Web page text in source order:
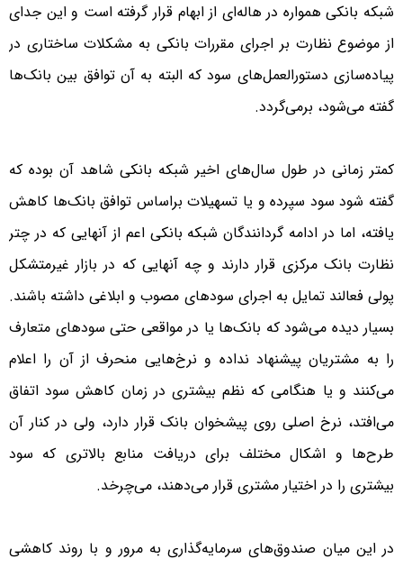
شبکه بانکی همواره در هاله‌ای از ابهام قرار گرفته است و این جدای
از موضوع نظارت بر اجرای مقررات بانکی به مشکلات ساختاری در
پیاده‌سازی دستورالعمل‌های سود که البته به آن توافق بین بانک‌ها
گفته می‌شود، برمی‌گردد.
کمتر زمانی در طول سال‌های اخیر شبکه بانکی شاهد آن بوده که
گفته شود سود سپرده و یا تسهیلات براساس توافق بانک‌ها کاهش
یافته، اما در ادامه گردانندگان شبکه بانکی اعم از آنهایی که در چتر
نظارت بانک مرکزی قرار دارند و چه آنهایی که در بازار غیرمتشکل
پولی فعالند تمایل به اجرای سودهای مصوب و ابلاغی داشته باشند.
بسیار دیده می‌شود که بانک‌ها یا در مواقعی حتی سودهای متعارف
را به مشتریان پیشنهاد نداده و نرخ‌هایی منحرف از آن را اعلام
می‌کنند و یا هنگامی که نظم بیشتری در زمان کاهش سود اتفاق
می‌افتد، نرخ اصلی روی پیشخوان بانک قرار دارد، ولی در کنار آن
طرح‌ها و اشکال مختلف برای دریافت منابع بالاتری که سود
بیشتری را در اختیار مشتری قرار می‌دهند، می‌چرخد.
در این میان صندوق‌های سرمایه‌گذاری به مرور و با روند کاهشی